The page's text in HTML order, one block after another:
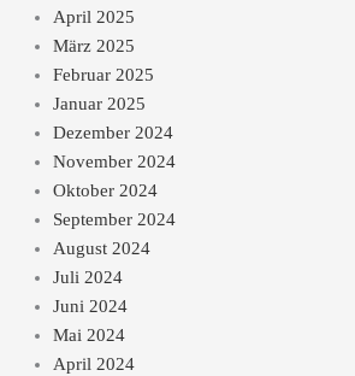
April 2025
März 2025
Februar 2025
Januar 2025
Dezember 2024
November 2024
Oktober 2024
September 2024
August 2024
Juli 2024
Juni 2024
Mai 2024
April 2024